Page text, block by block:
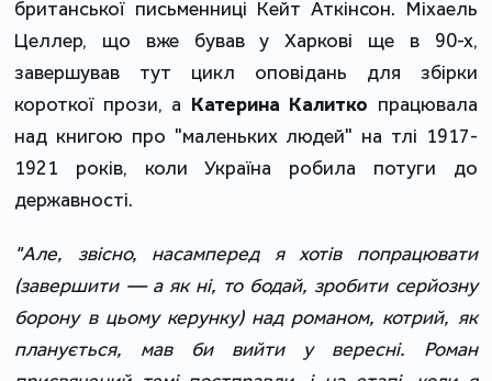
британської письменниці Кейт Аткінсон. Міхаель
Целлер, що вже бував у Харкові ще в 90-х,
завершував тут цикл оповідань для збірки
короткої прози, а Катерина Калитко працювала
над книгою про "маленьких людей" на тлі 1917-
1921 років, коли Україна робила потуги до
державності.
"Але, звісно, насамперед я хотів попрацювати
(завершити — а як ні, то бодай, зробити серйозну
борону в цьому керунку) над романом, котрий, як
планується, мав би вийти у вересні. Роман